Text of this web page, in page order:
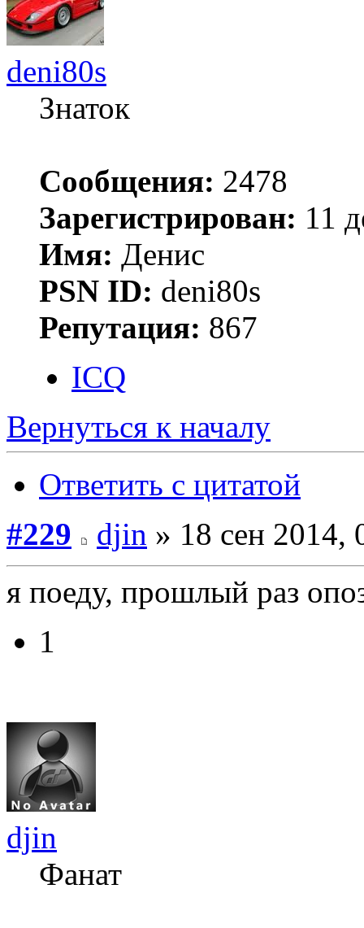
deni80s
Знаток
Сообщения: 2478
Зарегистрирован: 11
Имя: Денис
PSN ID: deni80s
Репутация: 867
ICQ
Вернуться к началу
Ответить с цитатой
#229
djin » 18 сен 2014,
я поеду, прошлый раз
1
djin
Фанат